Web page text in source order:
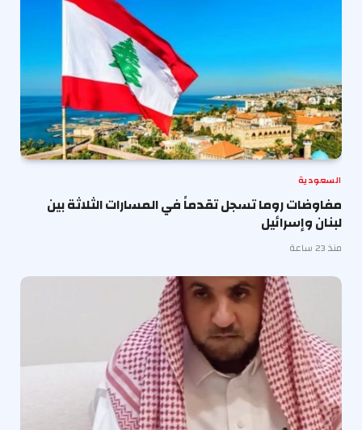
السعودية
مفاوضات روما تسجل تقدماً في المسارات الثلاثة بين
لبنان وإسرائيل
منذ 23 ساعة